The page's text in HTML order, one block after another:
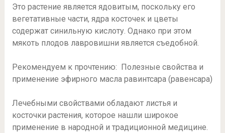
Это растение является ядовитым, поскольку его
вегетативные части, ядра косточек и цветы
содержат синильную кислоту. Однако при этом
мякоть плодов лавровишни является съедобной.
Рекомендуем к прочтению: Полезные свойства и
применение эфирного масла равинтсара (равенсара)
Лечебными свойствами обладают листья и
косточки растения, которое нашли широкое
применение в народной и традиционной медицине.